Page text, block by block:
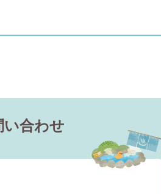
い合わせ